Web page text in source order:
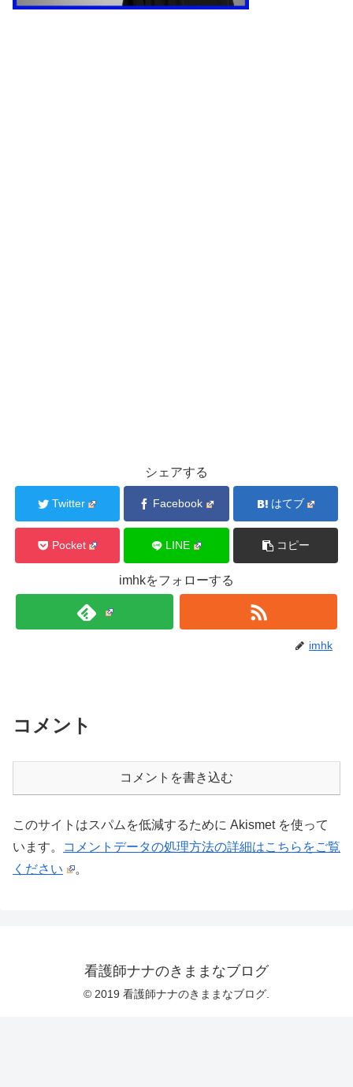
シェアする
Twitter Facebook はてブ
Pocket LINE コピー
imhkをフォローする
imhk
コメント
コメントを書き込む
このサイトはスパムを低減するために Akismet を使って
います。
コメントデータの処理方法の詳細はこちらをご覧
ください
。
看護師ナナのきままなブログ
© 2019 看護師ナナのきままなブログ.